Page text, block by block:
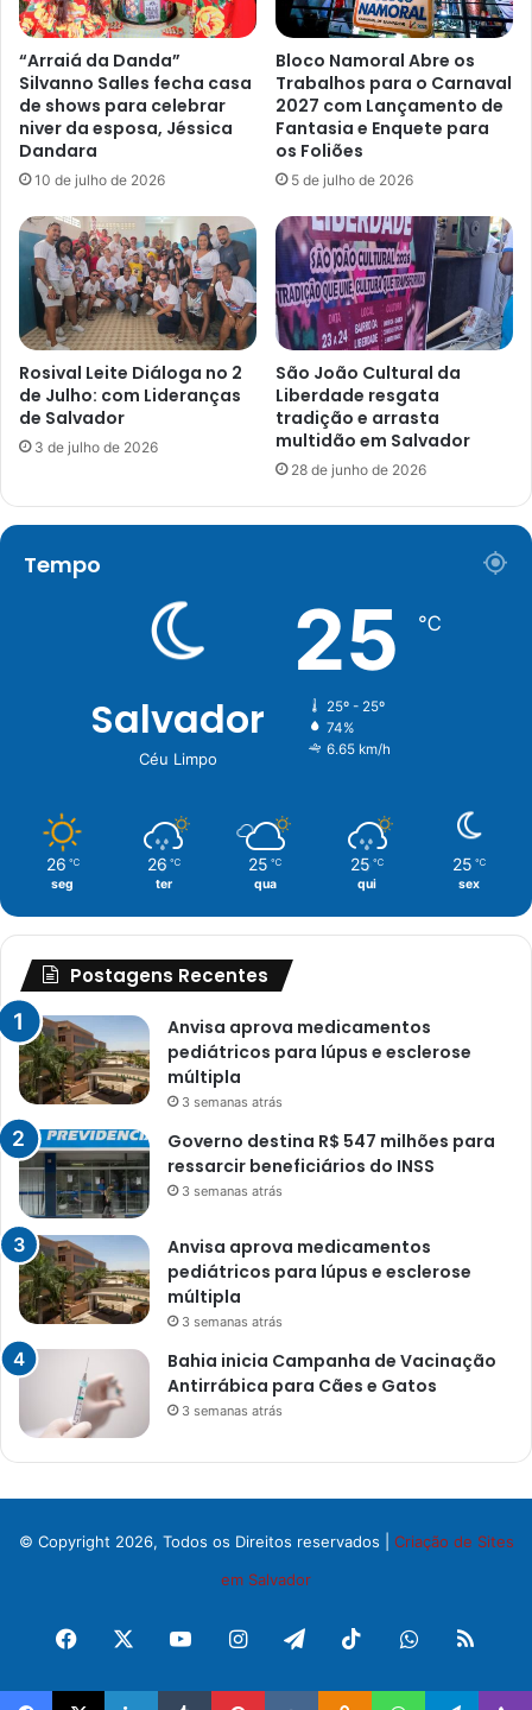
“Arraiá da Danda”
Silvanno Salles fecha casa
de shows para celebrar
niver da esposa, Jéssica
Dandara
10 de julho de 2026
Bloco Namoral Abre os
Trabalhos para o Carnaval
2027 com Lançamento de
Fantasia e Enquete para
os Foliões
5 de julho de 2026
Rosival Leite Diáloga no 2
de Julho: com Lideranças
de Salvador
3 de julho de 2026
São João Cultural da
Liberdade resgata
tradição e arrasta
multidão em Salvador
28 de junho de 2026
Tempo
Salvador
Céu Limpo
25 ℃
25º - 25º
74%
6.65 km/h
26 ℃
seg
26 ℃
ter
25 ℃
qua
25 ℃
qui
25 ℃
sex
Postagens Recentes
Anvisa aprova medicamentos
pediátricos para lúpus e esclerose
múltipla
3 semanas atrás
Governo destina R$ 547 milhões para
ressarcir beneficiários do INSS
3 semanas atrás
Anvisa aprova medicamentos
pediátricos para lúpus e esclerose
múltipla
3 semanas atrás
Bahia inicia Campanha de Vacinação
Antirrábica para Cães e Gatos
3 semanas atrás
© Copyright 2026, Todos os Direitos reservados | Criação de Sites
em Salvador
Facebook YouTubeInstagram
TelegramTikTokWhatsApp
RSS